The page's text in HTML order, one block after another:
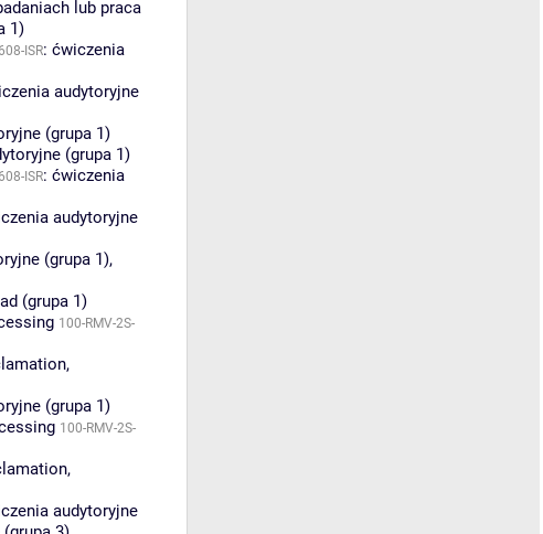
lub praca
1)
ISR: ćwiczenia
audytoryjne
(grupa 1)
(grupa 1)
ISR: ćwiczenia
audytoryjne
(grupa 1),
(grupa 1)
100-RMV-2S-
(grupa 1)
100-RMV-2S-
audytoryjne